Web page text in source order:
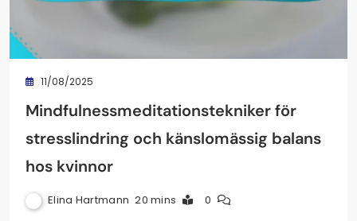
11/08/2025
Mindfulnessmeditationstekniker för
stresslindring och känslomässig balans
hos kvinnor
Elina Hartmann 20 mins 0